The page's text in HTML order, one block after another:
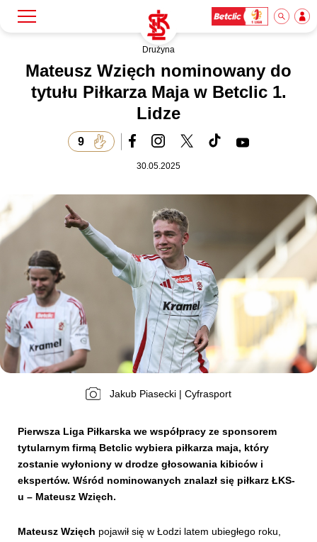
Klub
Akademia
Biznes
Dla mediów
Kibice
Drużyna
Mateusz Wzięch nominowany do
tytułu Piłkarza Maja w Betclic 1.
Lidze
9
30.05.2025
Jakub Piasecki | Cyfrasport
Pierwsza Liga Piłkarska we współpracy ze sponsorem
tytularnym firmą Betclic wybiera piłkarza maja, który
zostanie wyłoniony w drodze głosowania kibiców i
ekspertów. Wśród nominowanych znalazł się piłkarz ŁKS-
u – Mateusz Wzięch.
Mateusz Wzięch pojawił się w Łodzi latem ubiegłego roku,